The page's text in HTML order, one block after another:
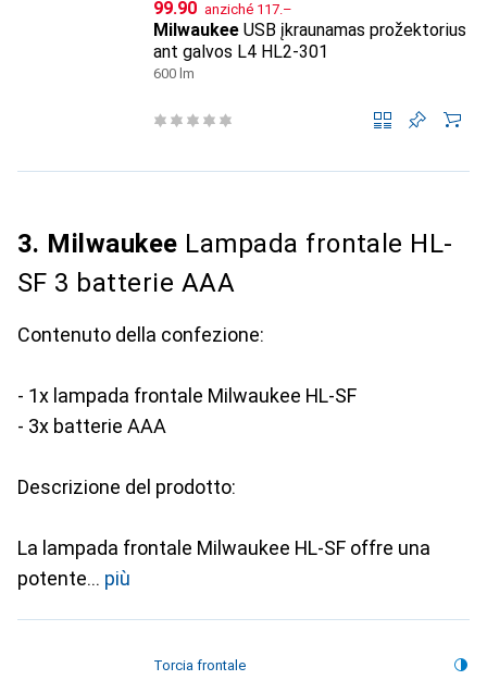
CHF
99.90 anziché CHF
117.–
Milwaukee USB įkraunamas prožektorius
ant galvos L4 HL2-301
600 lm
3. Milwaukee Lampada frontale HL-
SF 3 batterie AAA
Contenuto della confezione:
- 1x lampada frontale Milwaukee HL-SF
- 3x batterie AAA
Descrizione del prodotto:
La lampada frontale Milwaukee HL-SF offre una
potente
più
Torcia frontale